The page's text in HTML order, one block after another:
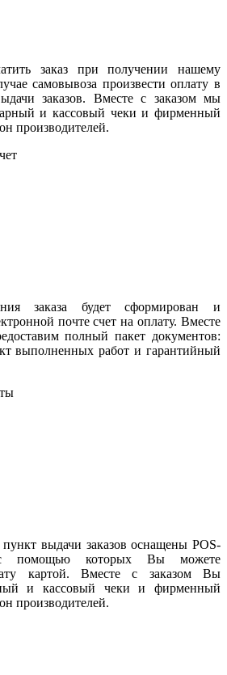
заказ при получении нашему
самовывоза произвести оплату в
заказов. Вместе с заказом мы
и кассовый чеки и фирменный
производителей.
заказа будет сформирован и
почте счет на оплату. Вместе
полный пакет документов:
выполненных работ и гарантийный
выдачи заказов оснащены POS-
с помощью которых Вы можете
картой. Вместе с заказом Вы
и кассовый чеки и фирменный
производителей.